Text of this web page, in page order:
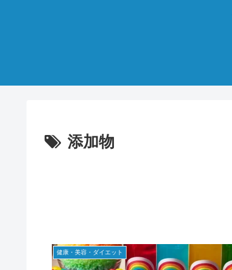
添加物
健康・美容・ダイエット